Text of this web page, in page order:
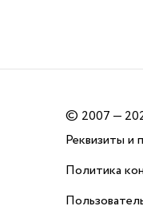
© 2007 —
Реквизиты и
Политика